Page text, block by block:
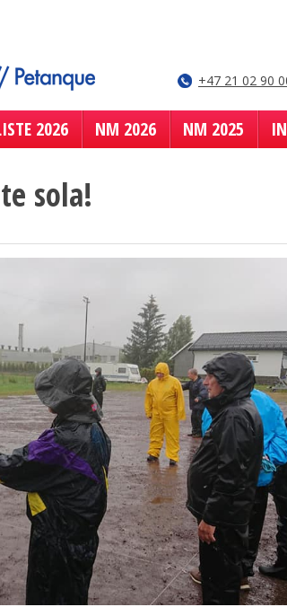
+47 21 02 90
2026 NM 2026 NM 2025
sola!